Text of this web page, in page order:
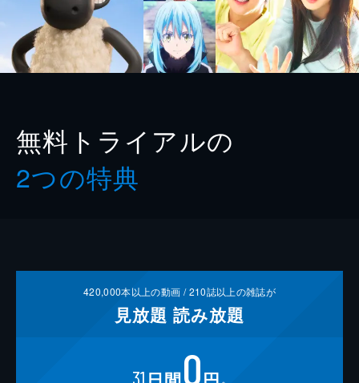
無料トライアルの
2つの特典
420,000本以上の動画 /210誌以上の雑誌が
見放題 読み放題
31 0